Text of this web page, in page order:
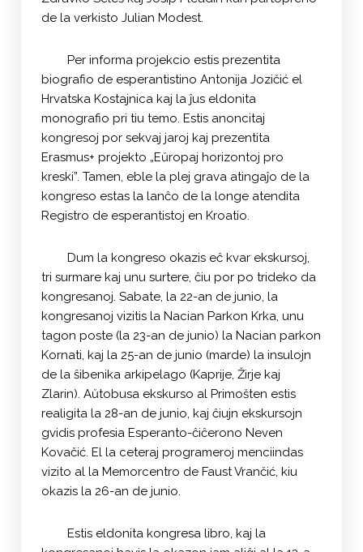
de la verkisto Julian Modest.
Per informa projekcio estis prezentita
biografio de esperantistino Antonija Jozičić el
Hrvatska Kostajnica kaj la ĵus eldonita
monografio pri tiu temo. Estis anoncitaj
kongresoj por sekvaj jaroj kaj prezentita
Erasmus+ projekto „Eŭropaj horizontoj pro
kreski”. Tamen, eble la plej grava atingaĵo de la
kongreso estas la lanĉo de la longe atendita
Registro de esperantistoj en Kroatio.
Dum la kongreso okazis eĉ kvar ekskursoj,
tri surmare kaj unu surtere, ĉiu por po trideko da
kongresanoj. Sabate, la 22-an de junio, la
kongresanoj vizitis la Nacian Parkon Krka, unu
tagon poste (la 23-an de junio) la Nacian parkon
Kornati, kaj la 25-an de junio (marde) la insulojn
de la ŝibenika arkipelago (Kaprije, Žirje kaj
Zlarin). Aŭtobusa ekskurso al Primošten estis
realigita la 28-an de junio, kaj ĉiujn ekskursojn
gvidis profesia Esperanto-ĉiĉerono Neven
Kovačić. El la ceteraj programeroj menciindas
vizito al la Memorcentro de Faust Vrančić, kiu
okazis la 26-an de junio.
Estis eldonita kongresa libro, kaj la